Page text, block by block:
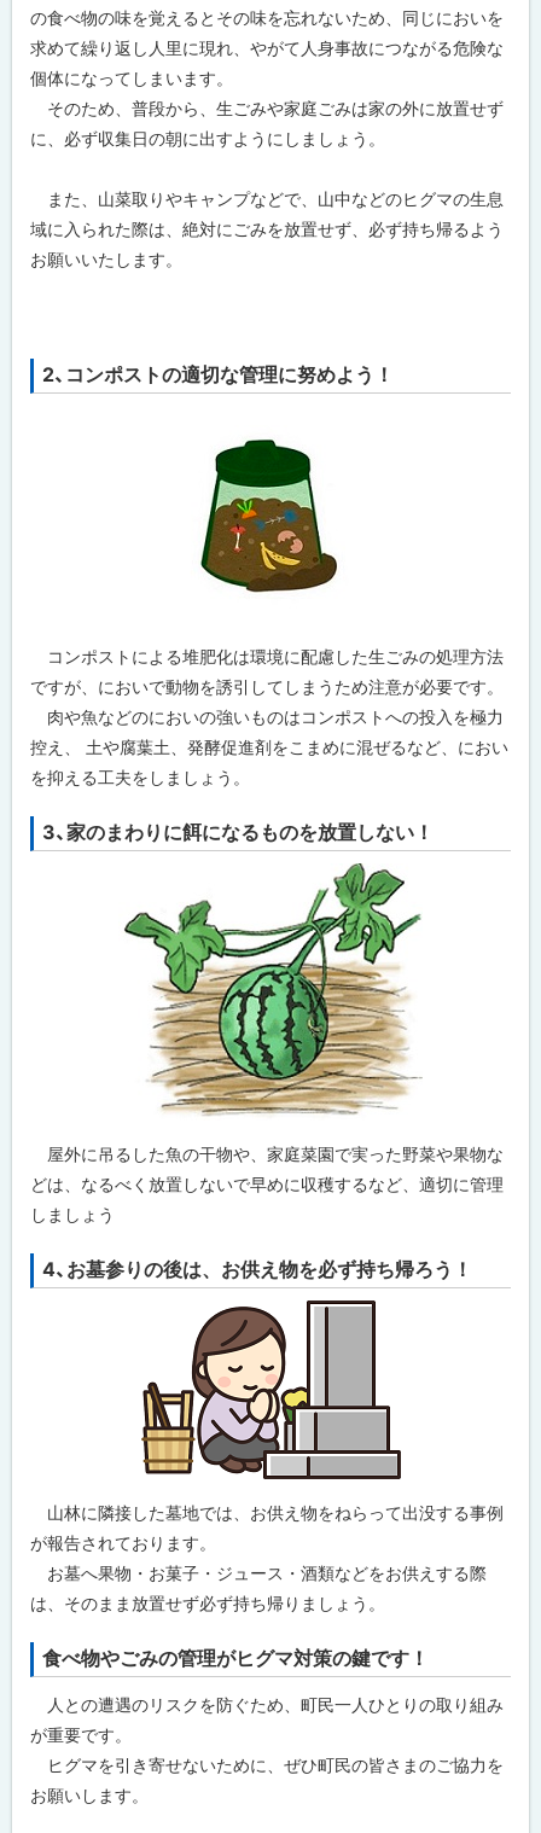
の食べ物の味を覚えるとその味を忘れないため、同じにおいを
求めて繰り返し人里に現れ、やがて人身事故につながる危険な
個体になってしまいます。
そのため、普段から、 生ごみや家庭ごみは家の外に放置せず
に、必ず収集日の朝に出すようにしましょう 。
また、山菜取りやキャンプなどで、 山中などのヒグマの生息
域に入られた際は、絶対にごみを放置せず、必ず持ち帰るよう
お願いいたします。
2、コンポストの適切な管理に努めよう！
コンポストによる堆肥化は環境に配慮した生ごみの処理方法
ですが、においで動物を誘引してしまうため注意が必要です。
肉や魚などのにおいの強いものはコンポストへの投入を極力
控え、 土や腐葉土、発酵促進剤をこまめに混ぜるなど、におい
を抑える工夫をしましょう。
3、家のまわりに餌になるものを放置しない！
屋外に吊るした魚の干物や、 家庭菜園で実った野菜や果物な
どは、なるべく放置しないで早めに収穫するなど、適切に管理
しましょう
4、お墓参りの後は、お供え物を必ず持ち帰ろう！
山林に隣接した墓地では、お供え物をねらって出没する事例
が報告されております。
お墓へ果物・お菓子・ジュース・酒類などをお供えする際
は、そのまま放置せず必ず持ち帰りましょう。
食べ物やごみの管理がヒグマ対策の鍵です！
人との遭遇のリスクを防ぐため、町民一人ひとりの取り組み
が重要です。
ヒグマを引き寄せないために、ぜひ町民の皆さまのご協力を
お願いします。